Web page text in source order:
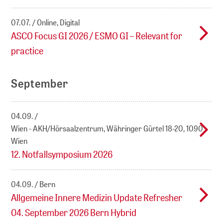
07.07. Online, Digital
ASCO Focus GI 2026 / ESMO GI – Relevant for
practice
September
04.09.
Wien - AKH/Hörsaalzentrum, Währinger Gürtel 18-20, 1090
Wien
12. Notfallsymposium 2026
04.09. Bern
Allgemeine Innere Medizin Update Refresher
04. September 2026 Bern Hybrid